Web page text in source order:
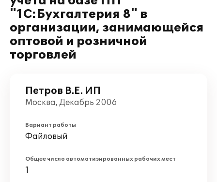
"1С:Бухгалтерия 8" в
организации, занимающейся
оптовой и розничной
торговлей
Петров В.Е. ИП
Москва, Декабрь 2006
Вариант работы
Файловый
Общее число автоматизированных рабочих мест
1